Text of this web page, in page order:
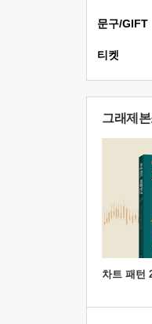
문구/GIFT
티켓
그래제
차트 패턴